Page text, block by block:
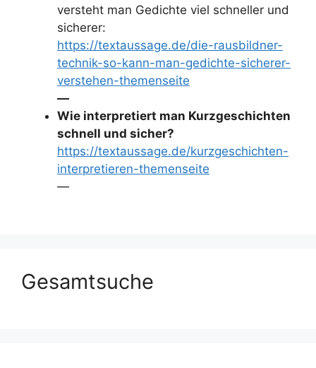
versteht man Gedichte viel schneller und
sicherer:
https://textaussage.de/die-rausbildner-
technik-so-kann-man-gedichte-sicherer-
verstehen-themenseite
—
Wie interpretiert man Kurzgeschichten
schnell und sicher?
https://textaussage.de/kurzgeschichten-
interpretieren-themenseite
—
Gesamtsuche